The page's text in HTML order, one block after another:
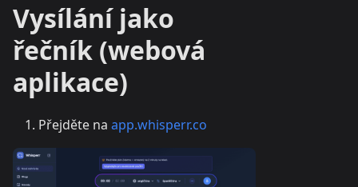
Vysílání jako
řečník (webová
aplikace)
Přejděte na app.whisperr.co